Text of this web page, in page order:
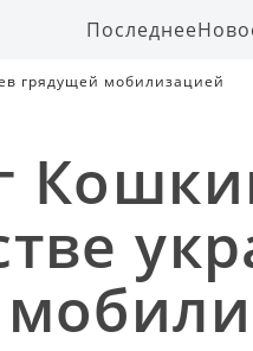
Последнее
грядущей мобилизацией